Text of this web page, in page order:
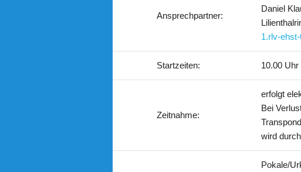
Ansprechpartner:
Daniel
1.rlv-
Startzeiten: 10.00
Zeitnahme:
erfolgt
Bei
wird
Pokale/